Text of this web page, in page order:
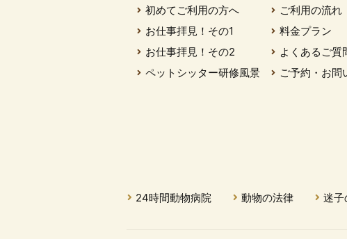
初めてご利用の方へ
お仕事拝見！その1
お仕事拝見！その2
ペットシッター研修風景
ご利用の流れ
料金プラン
よくあるご質
ご予約・お問
24時間動物病院 動物の法律 迷子